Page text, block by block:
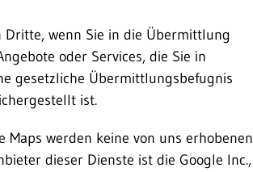
wenn Sie in die Übermittlung
oder Services, die Sie in
gesetzliche Übermittlungsbefugnis
ist.
Maps werden keine von uns erhobenen
dieser Dienste ist die Google Inc.,